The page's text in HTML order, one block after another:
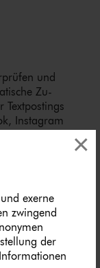
exerne
zwingend
der
×
und
Zu­
Instagram
Social
Beiträge
Sie frei
den von